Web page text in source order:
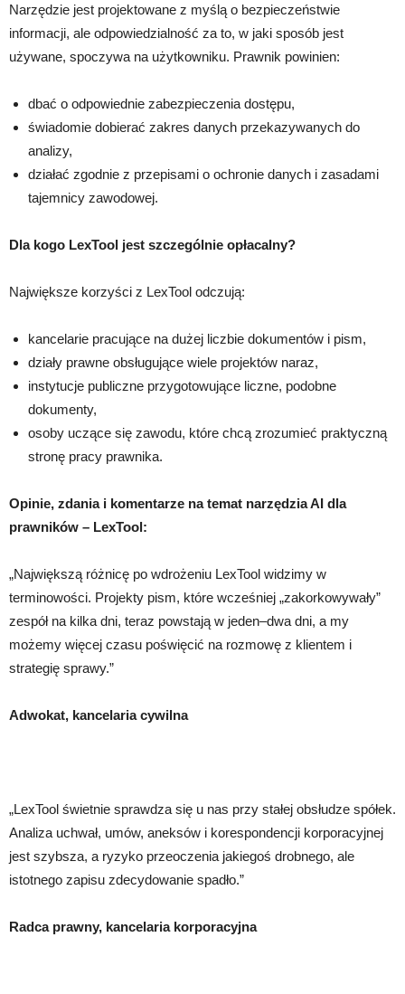
Narzędzie jest projektowane z myślą o bezpieczeństwie
informacji, ale odpowiedzialność za to, w jaki sposób jest
używane, spoczywa na użytkowniku. Prawnik powinien:
dbać o odpowiednie zabezpieczenia dostępu,
świadomie dobierać zakres danych przekazywanych do
analizy,
działać zgodnie z przepisami o ochronie danych i zasadami
tajemnicy zawodowej.
Dla kogo LexTool jest szczególnie opłacalny?
Największe korzyści z LexTool odczują:
kancelarie pracujące na dużej liczbie dokumentów i pism,
działy prawne obsługujące wiele projektów naraz,
instytucje publiczne przygotowujące liczne, podobne
dokumenty,
osoby uczące się zawodu, które chcą zrozumieć praktyczną
stronę pracy prawnika.
Opinie, zdania i komentarze na temat narzędzia AI dla
prawników – LexTool:
„Największą różnicę po wdrożeniu LexTool widzimy w
terminowości. Projekty pism, które wcześniej „zakorkowywały”
zespół na kilka dni, teraz powstają w jeden–dwa dni, a my
możemy więcej czasu poświęcić na rozmowę z klientem i
strategię sprawy.”
Adwokat, kancelaria cywilna
„LexTool świetnie sprawdza się u nas przy stałej obsłudze spółek.
Analiza uchwał, umów, aneksów i korespondencji korporacyjnej
jest szybsza, a ryzyko przeoczenia jakiegoś drobnego, ale
istotnego zapisu zdecydowanie spadło.”
Radca prawny, kancelaria korporacyjna